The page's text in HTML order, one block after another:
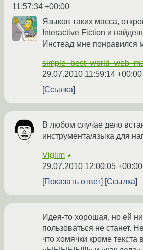
11:57:34 +00:00
Языков таких масса,
Interactive Fiction и
Инстеад мне понравился
29.07.2010 11:59:14 +00:00
Ссылка
В любом случае дело
инструмента/языка для
Viglim ★
29.07.2010 12:00:05 +00:00
Показать ответ
Ссылка
Идея-то хорошая, но ей
пользоваться не станет.
что хомячки кроме текста